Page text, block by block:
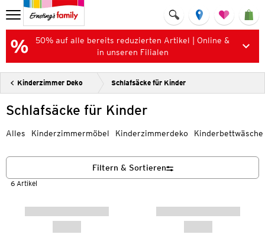
50% auf alle bereits reduzierten Artikel | Online &
in unseren Filialen
Kinderzimmer Deko Schlafsäcke für Kinder
Schlafsäcke für Kinder
Alles Kinderzimmermöbel Kinderzimmerdeko Kinderbettwäsche
6 Artikel
Filtern & Sortieren